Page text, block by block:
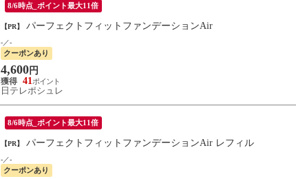
8/6時点_ポイント最大11倍
【PR】 パーフェクトフィットファンデーションAir
-／-
クーポンあり
4,600 円
41
日テレポシュレ
8/6時点_ポイント最大11倍
【PR】 パーフェクトフィットファンデーションAir レフィル
-／-
クーポンあり